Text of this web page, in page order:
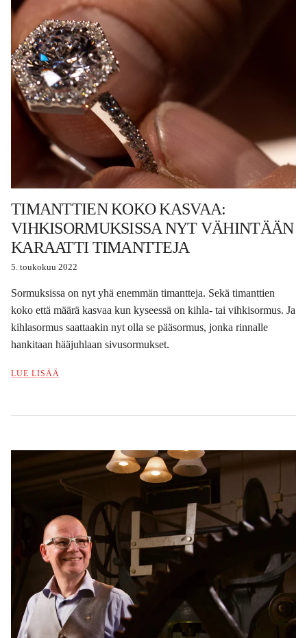
TIMANTTIEN KOKO KASVAA:
VIHKISORMUKSISSA NYT VÄHINTÄÄN
KARAATTI TIMANTTEJA
5. toukokuu 2022
Sormuksissa on nyt yhä enemmän timantteja. Sekä timanttien
koko että määrä kasvaa kun kyseessä on kihla- tai vihkisormus. Ja
kihlasormus saattaakin nyt olla se pääsormus, jonka rinnalle
hankitaan hääjuhlaan sivusormukset.
LUE LISÄÄ